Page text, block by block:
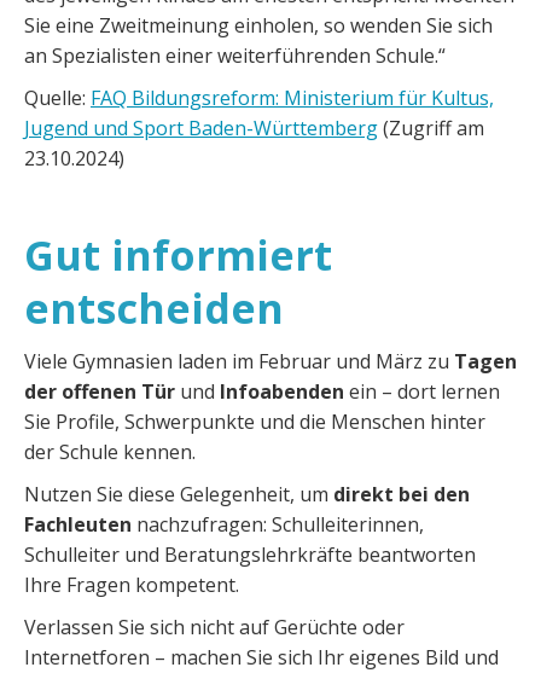
Sie eine Zweitmeinung einholen, so wenden Sie sich
an Spezialisten einer weiterführenden Schule.“
Quelle: FAQ Bildungsreform: Ministerium für Kultus,
Jugend und Sport Baden-Württemberg(Zugriff am
23.10.2024)
Gut informiert
entscheiden
Viele Gymnasien laden im Februar und März zu Tagen
der offenen Tür und Infoabenden ein – dort lernen
Sie Profile, Schwerpunkte und die Menschen hinter
der Schule kennen.
Nutzen Sie diese Gelegenheit, um direkt bei den
Fachleuten nachzufragen: Schulleiterinnen,
Schulleiter und Beratungslehrkräfte beantworten
Ihre Fragen kompetent.
Verlassen Sie sich nicht auf Gerüchte oder
Internetforen – machen Sie sich Ihr eigenes Bild und